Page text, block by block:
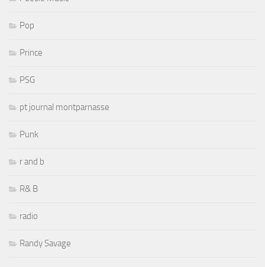
Pop
Prince
PSG
pt journal montparnasse
Punk
r and b
R& B
radio
Randy Savage